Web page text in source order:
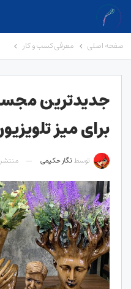
صفحه اصلی معرفی کسب و کار
جدیدترین
برای میز
توسط نگار حکیمی